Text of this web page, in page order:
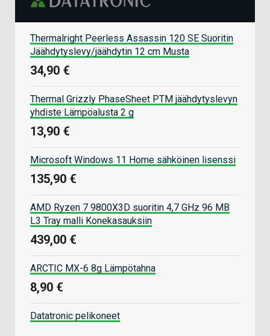
Thermalright Peerless Assassin 120 SE Suoritin
Jäähdytyslevy/jäähdytin 12 cm Musta
34,90 €
Thermal Grizzly PhaseSheet PTM jäähdytyslevyn
yhdiste Lämpöalusta 2 g
13,90 €
Microsoft Windows 11 Home sähköinen lisenssi
135,90 €
AMD Ryzen 7 9800X3D suoritin 4,7 GHz 96 MB
L3 Tray malli Konekasauksiin
439,00 €
ARCTIC MX-6 8g Lämpötahna
8,90 €
Datatronic pelikoneet